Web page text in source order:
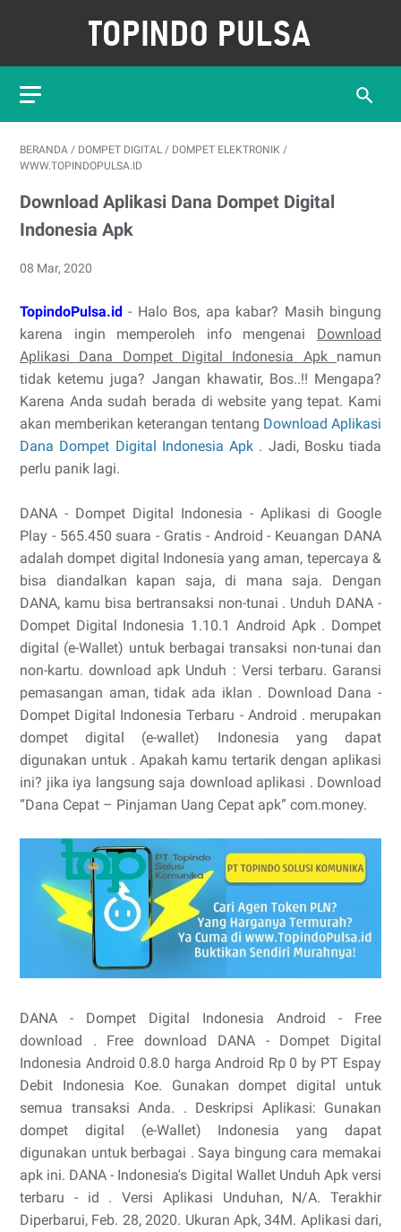
BERANDA / DOMPET DIGITAL / DOMPET ELEKTRONIK /
WWW.TOPINDOPULSA.ID
Download Aplikasi Dana Dompet Digital
Indonesia Apk
08 Mar, 2020
TopindoPulsa.id - Halo Bos, apa kabar? Masih bingung
karena ingin memperoleh info mengenai Download
Aplikasi Dana Dompet Digital Indonesia Apk namun
tidak ketemu juga? Jangan khawatir, Bos..!! Mengapa?
Karena Anda sudah berada di website yang tepat. Kami
akan memberikan keterangan tentang Download Aplikasi
Dana Dompet Digital Indonesia Apk . Jadi, Bosku tiada
perlu panik lagi.
DANA - Dompet Digital Indonesia - Aplikasi di Google
Play - ‎565.450 suara - ‎Gratis - ‎Android - ‎Keuangan DANA
adalah dompet digital Indonesia yang aman, tepercaya &
bisa diandalkan kapan saja, di mana saja. Dengan
DANA, kamu bisa bertransaksi non-tunai . Unduh DANA -
Dompet Digital Indonesia 1.10.1 Android Apk . Dompet
digital (e-Wallet) untuk berbagai transaksi non-tunai dan
non-kartu. download apk Unduh : Versi terbaru. Garansi
pemasangan aman, tidak ada iklan . Download Dana -
Dompet Digital Indonesia Terbaru - Android . merupakan
dompet digital (e-wallet) Indonesia yang dapat
digunakan untuk . Apakah kamu tertarik dengan aplikasi
ini? jika iya langsung saja download aplikasi . Download
“Dana Cepat – Pinjaman Uang Cepat apk” com.money.
DANA - Dompet Digital Indonesia Android - Free
download . Free download DANA - Dompet Digital
Indonesia Android 0.8.0 harga Android Rp 0 by PT Espay
Debit Indonesia Koe. Gunakan dompet digital untuk
semua transaksi Anda. . Deskripsi Aplikasi: Gunakan
dompet digital (e-Wallet) Indonesia yang dapat
digunakan untuk berbagai . Saya bingung cara memakai
apk ini. DANA - Indonesia's Digital Wallet Unduh Apk versi
terbaru - id . Versi Aplikasi Unduhan, N/A. Terakhir
Diperbarui, Feb. 28, 2020. Ukuran Apk, 34M. Aplikasi dari,